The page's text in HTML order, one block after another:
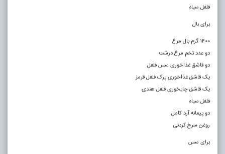
فلفل سیاه
برای بال
۱۴۰۰ گرم بال مرغ
دو عدد تخم مرغ درشت
دو قاشق غذاخوری سس فلفل
یک قاشق غذاخوری پرک فلفل قرمز
یک قاشق چایخوری فلفل هندی
فلفل سیاه
دو پیمانه آرد کامل
روغن سرخ کردنی
برای سس